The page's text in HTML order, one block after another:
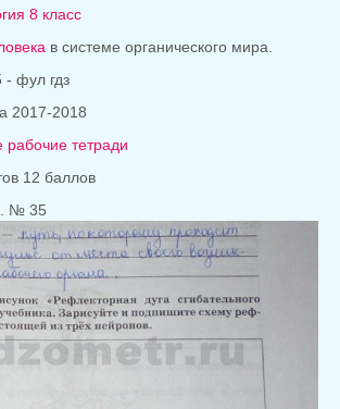
8 класс
в системе органического мира.
фул гдз
2017-2018
рабочие тетради
12 баллов
№ 35